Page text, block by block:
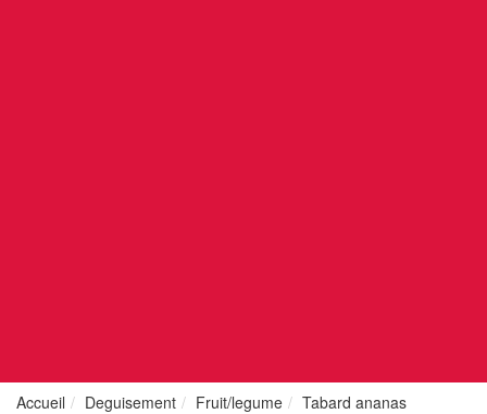
Accueil Deguisement Fruit/legume Tabard ananas